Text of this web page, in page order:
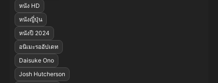
หนัง HD
หนังญี่ปุ่น
หนังปี 2024
อนิเมะรออัปเดท
Daisuke Ono
Josh Hutcherson